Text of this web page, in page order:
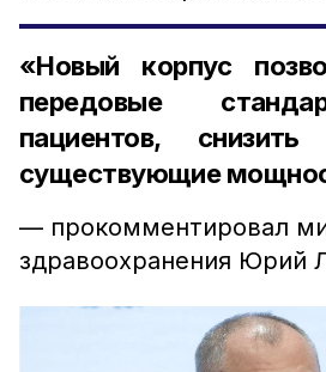
«Новый корпус
передовые
пациентов,
существующие
— прокомментировал
здравоохранения Юрий